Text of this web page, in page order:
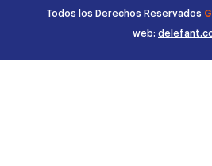
Todos los Derechos Reservados
web: